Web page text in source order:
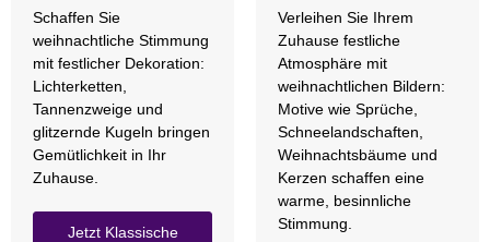
Schaffen Sie
weihnachtliche Stimmung
mit festlicher Dekoration:
Lichterketten,
Tannenzweige und
glitzernde Kugeln bringen
Gemütlichkeit in Ihr
Zuhause.
Jetzt Klassische
Verleihen Sie Ihrem
Zuhause festliche
Atmosphäre mit
weihnachtlichen Bildern:
Motive wie Sprüche,
Schneelandschaften,
Weihnachtsbäume und
Kerzen schaffen eine
warme, besinnliche
Stimmung.